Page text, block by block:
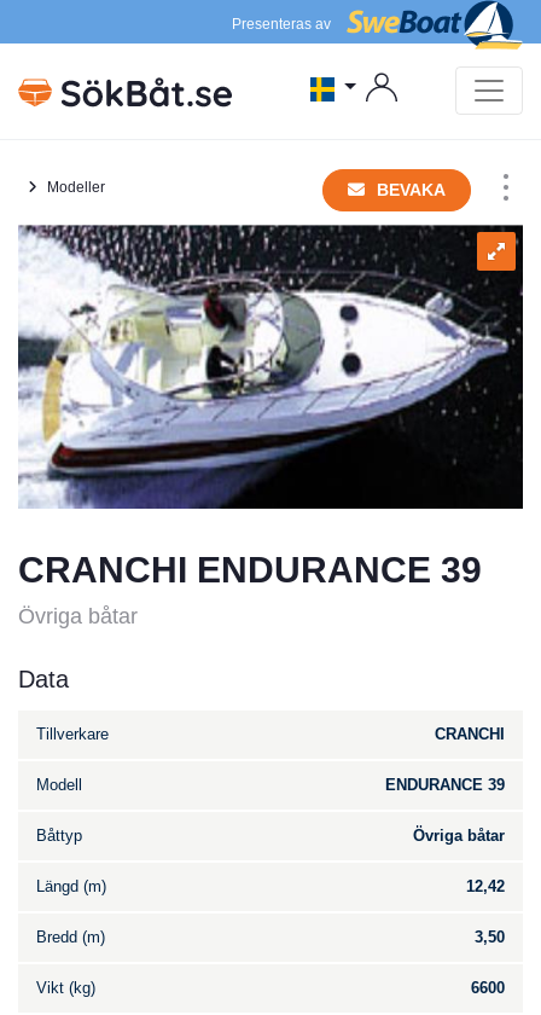
Presenteras av
Modeller BEVAKA
CRANCHI ENDURANCE 39
Övriga båtar
Data
Tillverkare CRANCHI
Modell ENDURANCE 39
Båttyp Övriga båtar
Längd (m) 12,42
Bredd (m) 3,50
Vikt (kg) 6600